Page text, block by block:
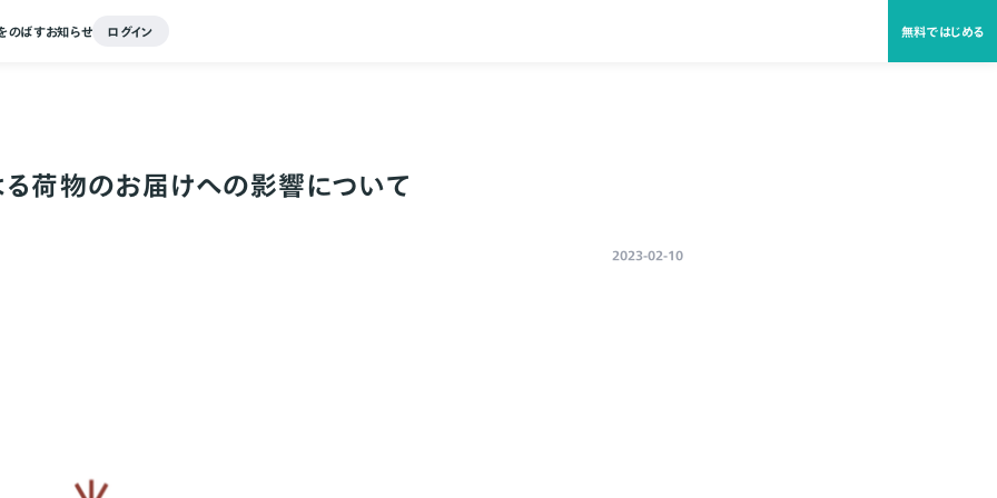
のばすお知らせ ログイン 無料ではじめる
荷物のお届けへの影響について
2023-02-10